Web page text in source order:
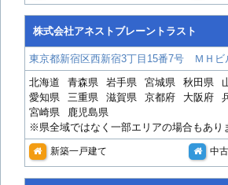
株式会社アネストブレーントラスト
東京都新宿区西新宿3丁目15番7号 ＭＨビ
北海道
青森県 岩手県 宮城県 秋田県
愛知県
三重県 滋賀県 京都府 大阪府
宮崎県
鹿児島県
※県全域ではなく一部エリアの場合もあり
新築一戸建て 中